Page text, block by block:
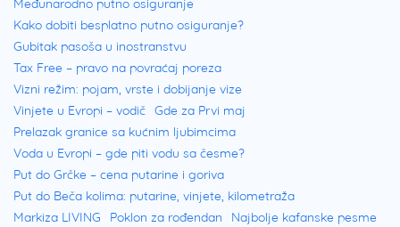
neverovatnih 15 kilometara i izlazi na
otvoreno more. Kraj plaže je upravo u Punta
Sabbioni, gde se nalazisvetionik koji
predstavlja glavnu pristupnu tačku u luci
Ovaj svetionik predstavlja simbol italijanskog
naselja Punta Sabbioni.
Svetionik u Punta Sabbioni je poznat po
Međunarodno putno osiguranje
Kako dobiti besplatno putno osiguranje?
Gubitak pasoša u inostranstvu
Tax Free – pravo na povraćaj poreza
Vizni režim: pojam, vrste i dobijanje vize
Vinjete u Evropi – vodič Gde za Prvi maj
Prelazak granice sa kućnim ljubimcima
Voda u Evropi – gde piti vodu sa česme?
Put do Grčke – cena putarine i goriva
Put do Beča kolima: putarine, vinjete, kilometraža
Markiza LIVING
Poklon za rođendan
Najbolje kafanske pesme